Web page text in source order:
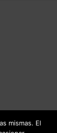
mismas. El